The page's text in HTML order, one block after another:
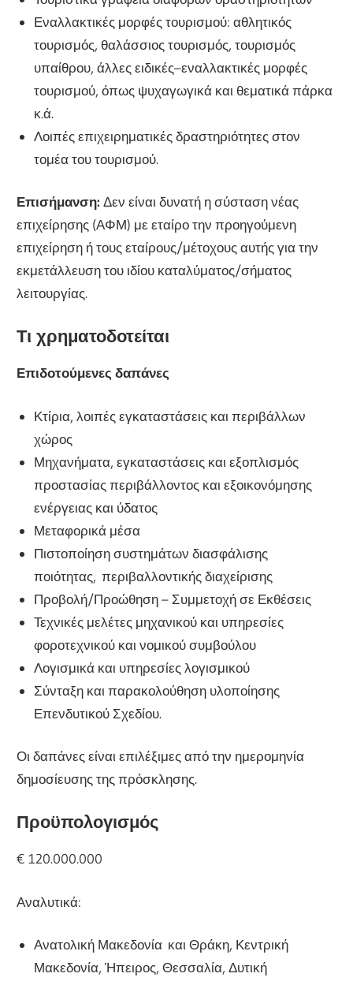
Εναλλακτικές μορφές τουρισμού: αθλητικός
τουρισμός, θαλάσσιος τουρισμός, τουρισμός
υπαίθρου, άλλες ειδικές–εναλλακτικές μορφές
τουρισμού, όπως ψυχαγωγικά και θεματικά πάρκα
κ.ά.
Λοιπές επιχειρηματικές δραστηριότητες στον
τομέα του τουρισμού.
Επισήμανση:Δεν είναι δυνατή η σύσταση νέας
επιχείρησης (ΑΦΜ) με εταίρο την προηγούμενη
επιχείρηση ή τους εταίρους/μέτοχους αυτής για την
εκμετάλλευση του ιδίου καταλύματος/σήματος
λειτουργίας.
Τι χρηματοδοτείται
Επιδοτούμενες δαπάνες
Κτίρια, λοιπές εγκαταστάσεις και περιβάλλων
χώρος
Μηχανήματα, εγκαταστάσεις και εξοπλισμός
προστασίας περιβάλλοντος και εξοικονόμησης
ενέργειας και ύδατος
Μεταφορικά μέσα
Πιστοποίηση συστημάτων διασφάλισης
ποιότητας, περιβαλλοντικής διαχείρισης
Προβολή/Προώθηση – Συμμετοχή σε Εκθέσεις
Τεχνικές μελέτες μηχανικού και υπηρεσίες
φοροτεχνικού και νομικού συμβούλου
Λογισμικά και υπηρεσίες λογισμικού
Σύνταξη και παρακολούθηση υλοποίησης
Επενδυτικού Σχεδίου.
Οι δαπάνες είναι επιλέξιμες από την ημερομηνία
δημοσίευσης της πρόσκλησης.
Προϋπολογισμός
€ 120.000.000
Αναλυτικά:
Ανατολική Μακεδονία και Θράκη, Κεντρική
Μακεδονία, Ήπειρος, Θεσσαλία, Δυτική